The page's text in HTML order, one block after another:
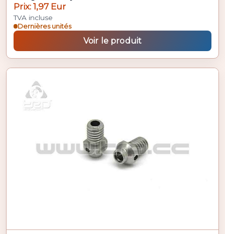
Prix: 1,97 Eur
TVA incluse
Dernières unités
Voir le produit